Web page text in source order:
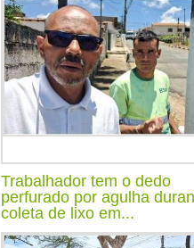
Trabalhador tem o dedo
perfurado por agulha
coleta de lixo em...